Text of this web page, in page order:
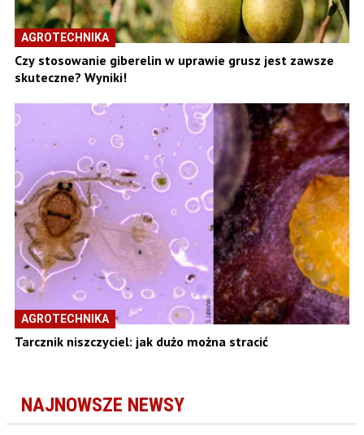
AGROTECHNIKA
Czy stosowanie giberelin w uprawie grusz jest zawsze
skuteczne? Wyniki!
AGROTECHNIKA
Tarcznik niszczyciel: jak dużo można stracić
NAJNOWSZE NEWSY